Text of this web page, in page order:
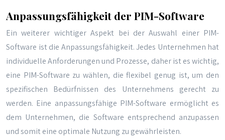
Anpassungsfähigkeit der PIM-Software
Ein weiterer wichtiger Aspekt bei der Auswahl einer PIM-
Software ist die Anpassungsfähigkeit. Jedes Unternehmen hat
individuelle Anforderungen und Prozesse, daher ist es wichtig,
eine PIM-Software zu wählen, die flexibel genug ist, um den
spezifischen Bedürfnissen des Unternehmens gerecht zu
werden. Eine anpassungsfähige PIM-Software ermöglicht es
dem Unternehmen, die Software entsprechend anzupassen
und somit eine optimale Nutzung zu gewährleisten.